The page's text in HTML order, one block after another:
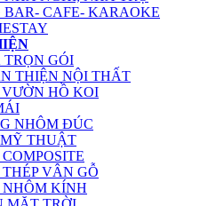
BAR- CAFE- KARAOKE
GÓI
THIỆN NỘI THẤT
HỒ KOI
NHÔM ĐÚC
THUẬT
VÂN GỖ
NHÔM KÍNH